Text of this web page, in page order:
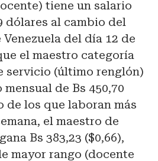
tiene un salario
dólares al cambio del
del día 12 de
el maestro categoría
servicio (último renglón)
de Bs 450,70
de los que laboran más
el maestro de
Bs 383,23 ($0,66),
mayor rango (docente